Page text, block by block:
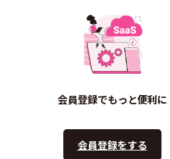
会員登録でもっと便利に
会員登録をする